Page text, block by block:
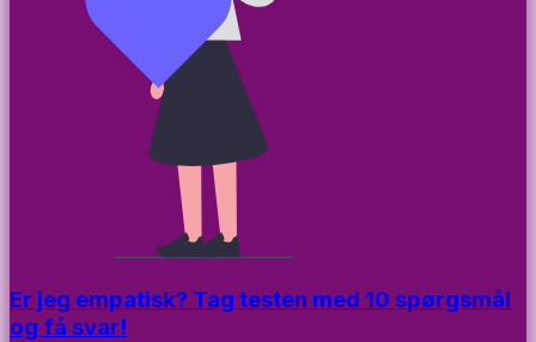
Er jeg empatisk? Tag testen med 10 spørgsmål
og få svar!